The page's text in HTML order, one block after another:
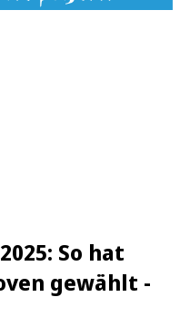
So hat
gewählt -